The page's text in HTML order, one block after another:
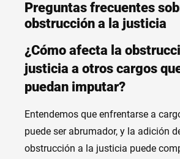
Preguntas frecuentes
obstrucción a la justicia
¿Cómo afecta la
justicia a otros cargos
puedan imputar?
Entendemos que enfrentarse a
puede ser abrumador, y la adición
obstrucción a la justicia puede